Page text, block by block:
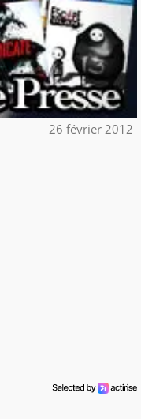
26 février 2012